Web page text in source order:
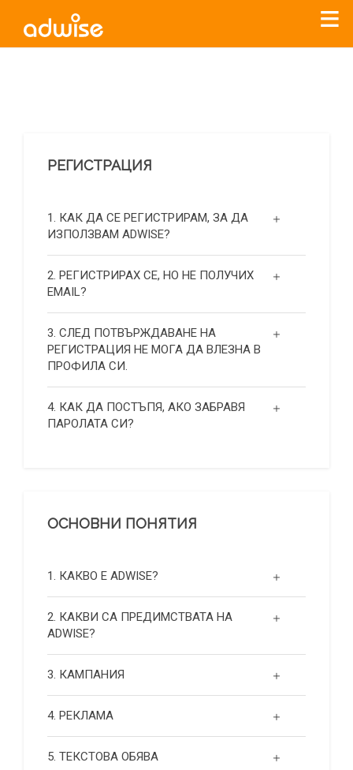
РЕГИСТРАЦИЯ
1. КАК ДА СЕ РЕГИСТРИРАМ, ЗА ДА
ИЗПОЛЗВАМ ADWISE?
2. РЕГИСТРИРАХ СЕ, НО НЕ ПОЛУЧИХ
EMAIL?
3. СЛЕД ПОТВЪРЖДАВАНЕ НА
РЕГИСТРАЦИЯ НЕ МОГА ДА ВЛЕЗНА В
ПРОФИЛА СИ.
4. КАК ДА ПОСТЪПЯ, АКО ЗАБРАВЯ
ПАРОЛАТА СИ?
ОСНОВНИ ПОНЯТИЯ
1. КАКВО Е ADWISE?
2. КАКВИ СА ПРЕДИМСТВАТА НА
ADWISE?
3. КАМПАНИЯ
4. РЕКЛАМА
5. ТЕКСТОВА ОБЯВА